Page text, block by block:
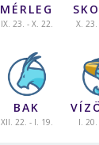
MÉRLEG
IX. 23. - X. 22. X. 23.
BAK
XII. 22. - I. 19. I.